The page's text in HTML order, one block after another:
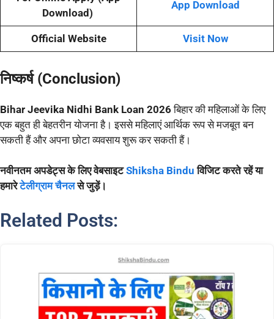
Download)
App Download
Official Website Visit Now
निष्कर्ष (Conclusion)
Bihar Jeevika Nidhi Bank Loan 2026बिहार की महिलाओं के लिए
एक बहुत ही बेहतरीन योजना है। इससे महिलाएं आर्थिक रूप से मजबूत बन
सकती हैं और अपना छोटा व्यवसाय शुरू कर सकती हैं।
नवीनतम अपडेट्स के लिए वेबसाइटShiksha Bindu विजिट करते रहें या
हमारेटेलीग्राम चैनल से जुड़ें।
Related Posts: